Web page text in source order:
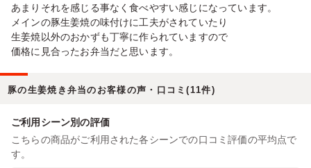
あまりそれを感じる事なく食べやすい感じになっています。
メインの豚生姜焼の味付けに工夫がされていたり
生姜焼以外のおかずも丁寧に作られていますので
価格に見合ったお弁当だと思います。
豚の生姜焼き弁当のお客様の声・口コミ(11件)
ご利用シーン別の評価
こちらの商品がご利用された各シーンでの口コミ評価の平均点で
す。